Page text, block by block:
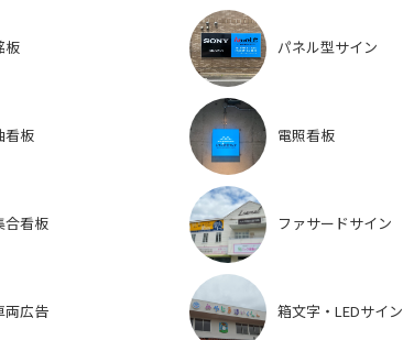
板 パネル型サイン
看板 電照看板
合看板 ファサードサイン
両広告 箱文字・LEDサイン